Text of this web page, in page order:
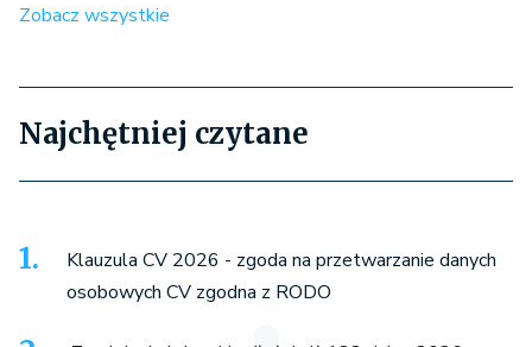
Zobacz wszystkie
Najchętniej czytane
Klauzula CV 2026 - zgoda na przetwarzanie danych
osobowych CV zgodna z RODO